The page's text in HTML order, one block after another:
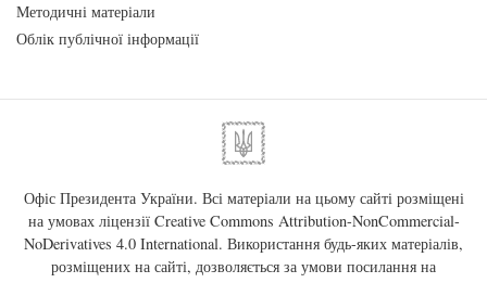
Методичні матеріали
Облік публічної інформації
Офіс Президента України. Всі матеріали на цьому сайті розміщені
на умовах ліцензії Creative Commons Attribution-NonCommercial-
NoDerivatives 4.0 International. Використання будь-яких матеріалів,
розміщених на сайті, дозволяється за умови посилання на